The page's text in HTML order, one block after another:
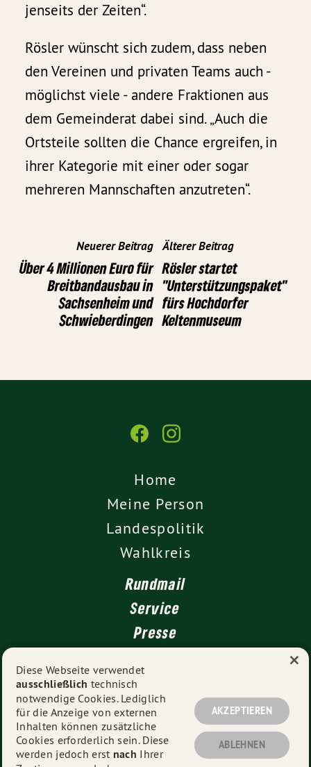
jenseits der Zeiten“.
Rösler wünscht sich zudem, dass neben
den Vereinen und privaten Teams auch -
möglichst viele - andere Fraktionen aus
dem Gemeinderat dabei sind. „Auch die
Ortsteile sollten die Chance ergreifen, in
ihrer Kategorie mit einer oder sogar
mehreren Mannschaften anzutreten“.
Neuerer Beitrag
Über 4 Millionen Euro für
Breitbandausbau in
Sachsenheim und
Schwieberdingen
Älterer Beitrag
Rösler startet
"Unterstützungspaket"
fürs Hochdorfer
Keltenmuseum
Home
Meine Person
Landespolitik
Wahlkreis
Rundmail
Service
Presse
Impressum
Datenschutz
© 2026 Dr. Markus Rösler - Alle Rechte vorbehalten.
Diese Webseite verwendet
ausschließlich technisch
notwendige Cookies. Lediglich
für die Anzeige von externen
Inhalten können zusätzliche
Cookies erforderlich sein. Diese
werden jedoch erst nach Ihrer
AKZEPTIEREN
ABLEHNEN
×